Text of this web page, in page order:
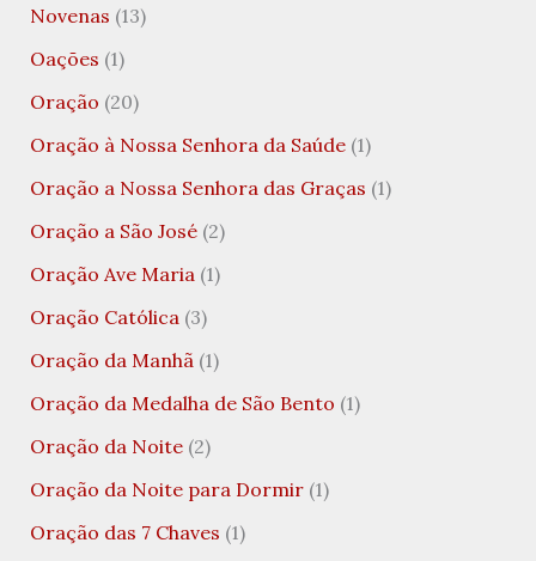
Novenas (13)
Oações (1)
Oração (20)
Oração à Nossa Senhora da Saúde(1)
Oração a Nossa Senhora das Graças (1)
Oração a São José(2)
Oração Ave Maria (1)
Oração Católica (3)
Oração da Manhã (1)
Oração da Medalha de São Bento (1)
Oração da Noite(2)
Oração da Noite para Dormir(1)
Oração das 7 Chaves (1)